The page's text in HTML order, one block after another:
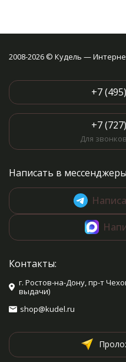
2008-2026 © Кудель —
+7
+7
Для
Написать в
Контакты:
г. Ростов-на-Дону, пр-т
выдачи)
shop@kudel.ru